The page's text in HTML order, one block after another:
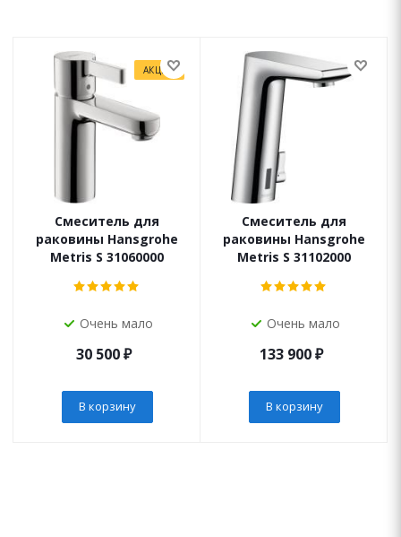
АКЦИЯ
Смеситель для
раковины Hansgrohe
Metris S 31060000
Очень мало
30 500₽
В корзину
Смеситель для
раковины Hansgrohe
Metris S 31102000
Очень мало
133 900₽
В корзину